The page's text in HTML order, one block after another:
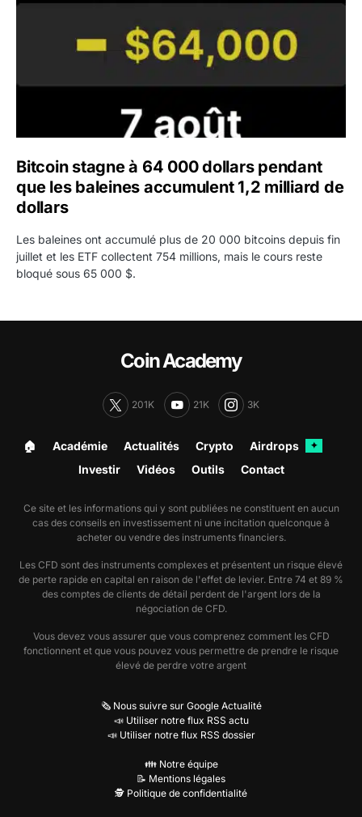
Bitcoin stagne à 64 000 dollars pendant
que les baleines accumulent 1,2 milliard de
dollars
Les baleines ont accumulé plus de 20 000 bitcoins depuis fin
juillet et les ETF collectent 754 millions, mais le cours reste
bloqué sous 65 000 $.
Coin Academy
201K 21K 3K
🏠︎ Académie Actualités Crypto Airdrops ✦
Investir Vidéos Outils Contact
Ce site et les informations qui y sont publiées ne constituent en aucun
cas des conseils en investissement ni une incitation quelconque à
acheter ou vendre des instruments financiers.
Les CFD sont des instruments complexes et présentent un risque élevé
de perte rapide en capital en raison de l'effet de levier. Entre 74 et 89 %
des comptes de clients de détail perdent de l'argent lors de la
négociation de CFD.
Vous devez vous assurer que vous comprenez comment les CFD
fonctionnent et que vous pouvez vous permettre de prendre le risque
élevé de perdre votre argent
🗞️ Nous suivre sur Google Actualité
📣 Utiliser notre flux RSS actu
📣 Utiliser notre flux RSS dossier
👪 Notre équipe
📝 Mentions légales
🕵️ Politique de confidentialité